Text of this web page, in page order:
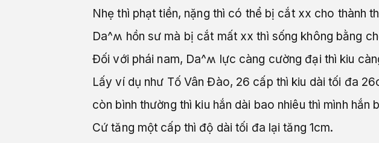
Nhẹ thì phạt tiền, nặng thì có thể bị cắt xx cho thành
Da^ʍ hồn sư mà bị cắt mất xx thì sống không bằng
Đối với phái nam, Da^ʍ lực càng cường đại thì kiu
Lấy ví dụ như Tố Vân Đào, 26 cấp thì kiu dài tối đa
còn bình thường thì kiu hắn dài bao nhiêu thì mình hắn
Cứ tăng một cấp thì độ dài tối đa lại tăng 1cm.